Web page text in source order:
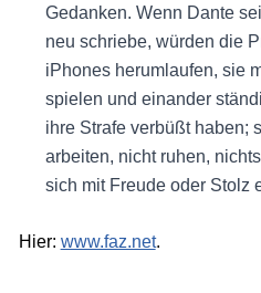
Gedanken. Wenn Dante
neu schriebe, würden die
iPhones herumlaufen, sie
spielen und einander
ihre Strafe verbüßt haben;
arbeiten, nicht ruhen,
sich mit Freude oder Stolz
Hier: www.faz.net.